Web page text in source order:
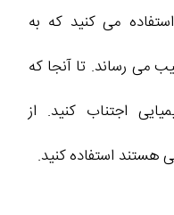
می کنید که به
رساند. تا آنجا که
اجتناب کنید. از
هستند استفاده کنید.